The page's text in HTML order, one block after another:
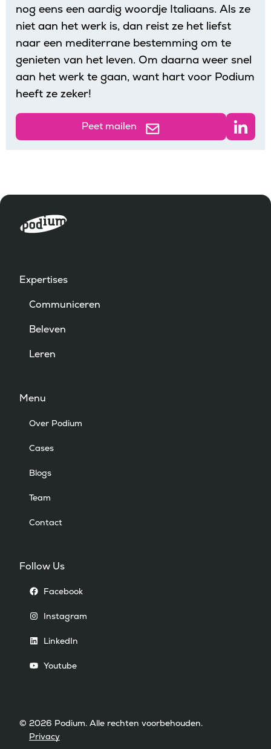
nog eens een aardig woordje Italiaans. Als ze
niet aan het werk is, dan reist ze het liefst
naar een mediterrane bestemming om te
genieten van het leven. Om daarna weer snel
aan het werk te gaan, want hart voor Podium
heeft ze zeker!
Peet mailen
Expertises
Communiceren
Beleven
Leren
Menu
Over Podium
Cases
Blogs
Team
Contact
Follow Us
Facebook
Instagram
LinkedIn
Youtube
© 2026 Podium. Alle rechten voorbehouden.
Privacy